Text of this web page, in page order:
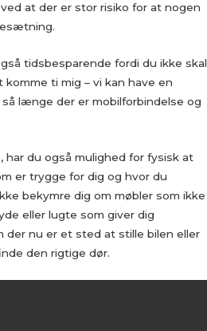
at der er stor risiko for at nogen
tidsbesparende fordi du ikke skal
ti mig – vi kan have en
længe der er mobilforbindelse og
har du også mulighed for fysisk at
er trygge for dig og hvor du
bekymre dig om møbler som ikke
eller lugte som giver dig
der nu er et sted at stille bilen eller
den rigtige dør.